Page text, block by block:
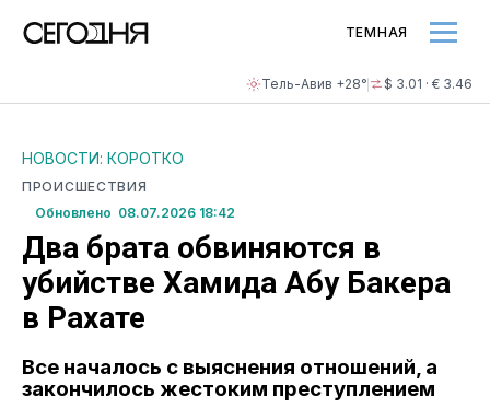
Тель-Авив +28° $ 3.01 · € 3.46
ТЕМНАЯ
НОВОСТИ: КОРОТКО
ПРОИСШЕСТВИЯ
Обновлено 08.07.2026 18:42
Два брата обвиняются в
убийстве Хамида Абу Бакера
в Рахате
Все началось с выяснения отношений, а
закончилось жестоким преступлением